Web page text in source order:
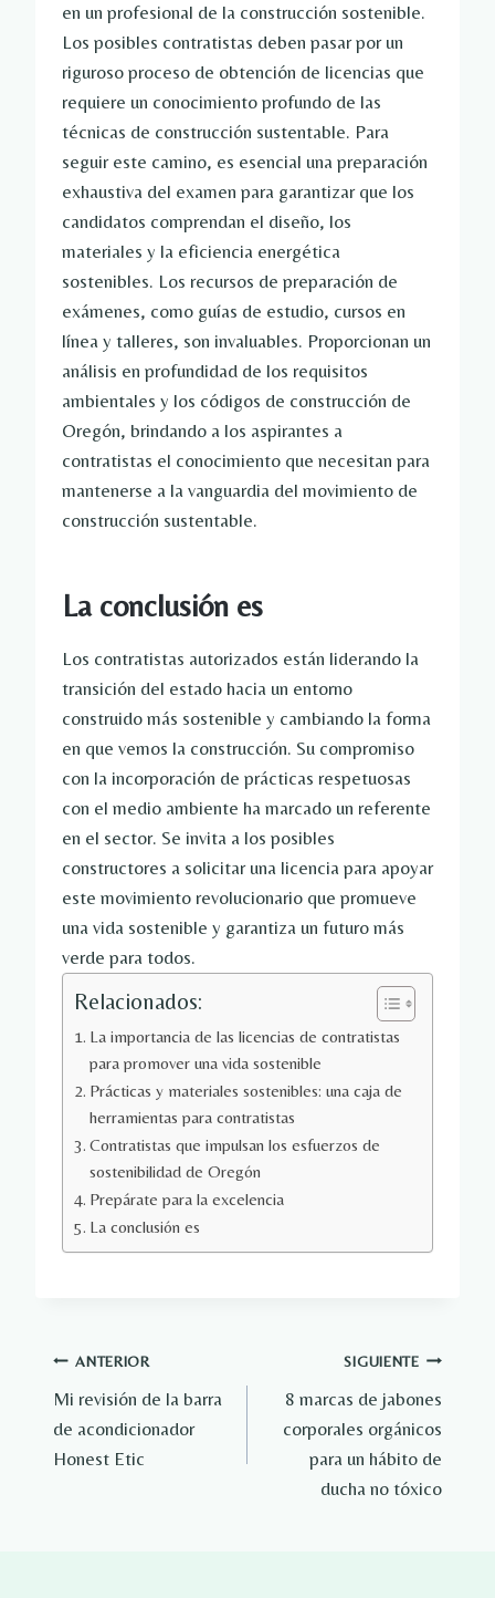
en un profesional de la construcción sostenible.
Los posibles contratistas deben pasar por un
riguroso proceso de obtención de licencias que
requiere un conocimiento profundo de las
técnicas de construcción sustentable. Para
seguir este camino, es esencial una preparación
exhaustiva del examen para garantizar que los
candidatos comprendan el diseño, los
materiales y la eficiencia energética
sostenibles. Los recursos de preparación de
exámenes, como guías de estudio, cursos en
línea y talleres, son invaluables. Proporcionan un
análisis en profundidad de los requisitos
ambientales y los códigos de construcción de
Oregón, brindando a los aspirantes a
contratistas el conocimiento que necesitan para
mantenerse a la vanguardia del movimiento de
construcción sustentable.
La conclusión es
Los contratistas autorizados están liderando la
transición del estado hacia un entorno
construido más sostenible y cambiando la forma
en que vemos la construcción. Su compromiso
con la incorporación de prácticas respetuosas
con el medio ambiente ha marcado un referente
en el sector. Se invita a los posibles
constructores a solicitar una licencia para apoyar
este movimiento revolucionario que promueve
una vida sostenible y garantiza un futuro más
verde para todos.
Relacionados:
La importancia de las licencias de contratistas
para promover una vida sostenible
Prácticas y materiales sostenibles: una caja de
herramientas para contratistas
Contratistas que impulsan los esfuerzos de
sostenibilidad de Oregón
Prepárate para la excelencia
La conclusión es
Navegación
de
entradas
ANTERIOR
Mi revisión de la barra
de acondicionador
Honest Etic
SIGUIENTE
8 marcas de jabones
corporales orgánicos
para un hábito de
ducha no tóxico